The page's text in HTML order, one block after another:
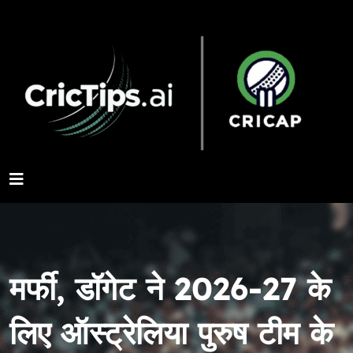
मर्फी, डॉगेट ने 2026-27 के
लिए ऑस्ट्रेलिया पुरुष टीम के